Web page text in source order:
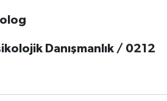
Danışmanlık / 0212